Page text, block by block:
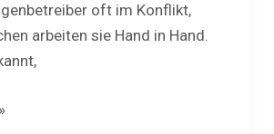
oft im Konflikt,
arbeiten sie Hand in Hand.